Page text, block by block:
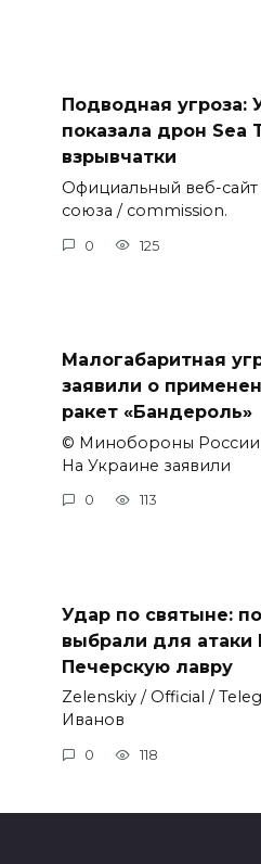
Подводная угроза:
показала дрон Sea
взрывчатки
Официальный веб-
союза / commission.
0 125
Малогабаритная
заявили о
ракет «Бандероль»
© Минобороны России
На Украине заявили
0 113
Удар по святыне:
выбрали для атаки
Печерскую лавру
Zеlеnskiу / Оfficiаl /
Иванов
0 118